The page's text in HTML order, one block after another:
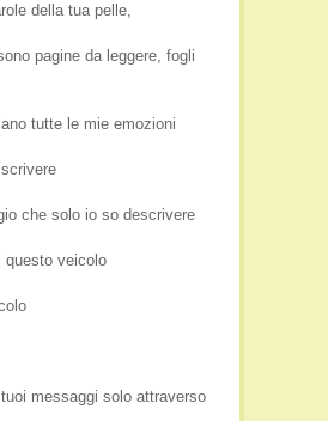
della tua pelle,
pagine da leggere, fogli
tutte le mie emozioni
che solo io so descrivere
questo veicolo
messaggi solo attraverso